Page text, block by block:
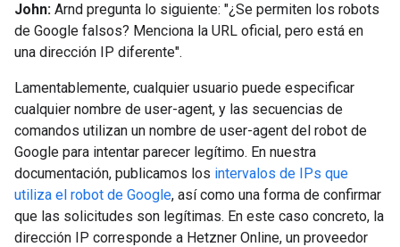
John: Arnd pregunta lo siguiente: "¿Se permiten los robots
de Google falsos? Menciona la URL oficial, pero está en
una dirección IP diferente".
Lamentablemente, cualquier usuario puede especificar
cualquier nombre de user-agent, y las secuencias de
comandos utilizan un nombre de user-agent del robot de
Google para intentar parecer legítimo. En nuestra
documentación, publicamos los intervalos de IPs que
utiliza el robot de Google, así como una forma de confirmar
que las solicitudes son legítimas. En este caso concreto, la
dirección IP corresponde a Hetzner Online, un proveedor